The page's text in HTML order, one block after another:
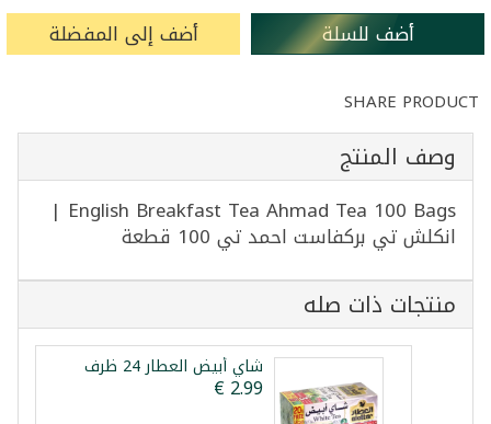
أضف للسلة أضف إلى المفضلة
SHARE PRODUCT
وصف المنتج
English Breakfast Tea Ahmad Tea 100 Bags |
انكلش تي بركفاست احمد تي 100 قطعة
منتجات ذات صله
شاي أبيض العطار 24 ظرف